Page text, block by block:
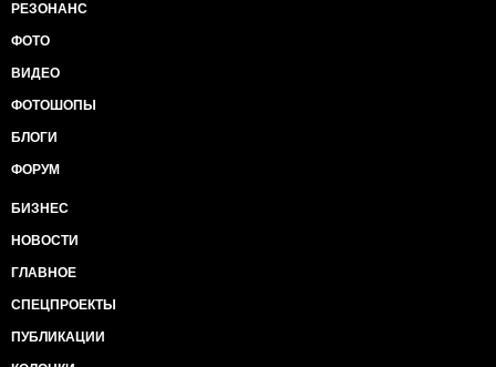
РЕЗОНАНС
ФОТО
ВИДЕО
ФОТОШОПЫ
БЛОГИ
ФОРУМ
БИЗНЕС
НОВОСТИ
ГЛАВНОЕ
СПЕЦПРОЕКТЫ
ПУБЛИКАЦИИ